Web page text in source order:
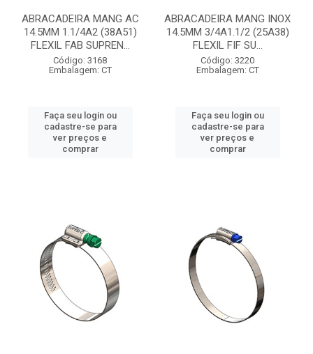
ABRACADEIRA MANG AC
14.5MM 1.1/4A2 (38A51)
FLEXIL FAB SUPREN...
Código: 3168
Embalagem: CT
Faça seu login ou
cadastre-se para
ver preços e
comprar
ABRACADEIRA MANG INOX
14.5MM 3/4A1.1/2 (25A38)
FLEXIL FIF SU...
Código: 3220
Embalagem: CT
Faça seu login ou
cadastre-se para
ver preços e
comprar